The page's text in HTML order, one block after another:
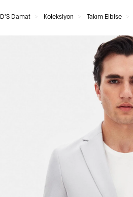
D'S Damat Koleksiyon Takım Elbise